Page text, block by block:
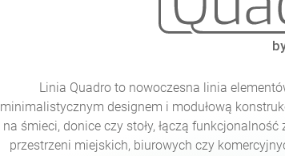
Linia Quadro to nowoczesna linia
minimalistycznym designem i modułową
na śmieci, donice czy stoły, łączą
przestrzeni miejskich, biurowych czy